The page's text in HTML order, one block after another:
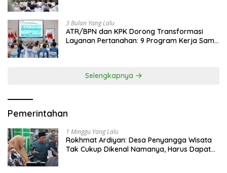
3 Bulan Yang Lalu
ATR/BPN dan KPK Dorong Transformasi
Layanan Pertanahan: 9 Program Kerja Sama
Selengkapnya
Pemerintahan
1 Minggu Yang Lalu
Rokhmat Ardiyan: Desa Penyangga Wisata
Tak Cukup Dikenal Namanya, Harus Dapat